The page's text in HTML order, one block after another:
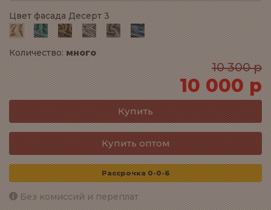
Цвет фасада Десерт 3
Количество:много
10 300 р
10 000 р
Купить оптом
Рассрочка 0-0-6
Без комиссий и переплат